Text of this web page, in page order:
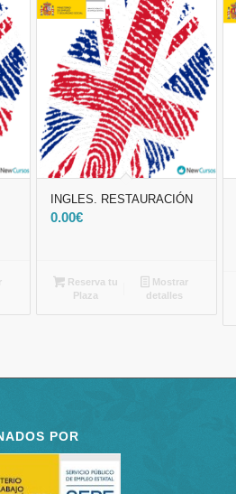
INGLES. RESTAURACIÓN
0.00€
Reserva tu
Plaza
Mostrar
detalles
POR